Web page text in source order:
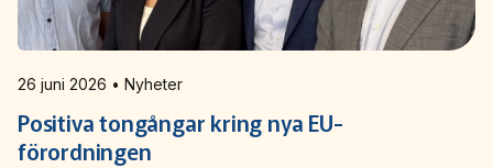
26 juni 2026 • Nyheter
Positiva tongångar kring nya EU-
förordningen